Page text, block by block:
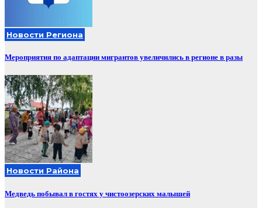
Новости Региона
Мероприятия по адаптации мигрантов увеличились в регионе в разы
Новости Района
Медведь побывал в гостях у чистоозерских малышей